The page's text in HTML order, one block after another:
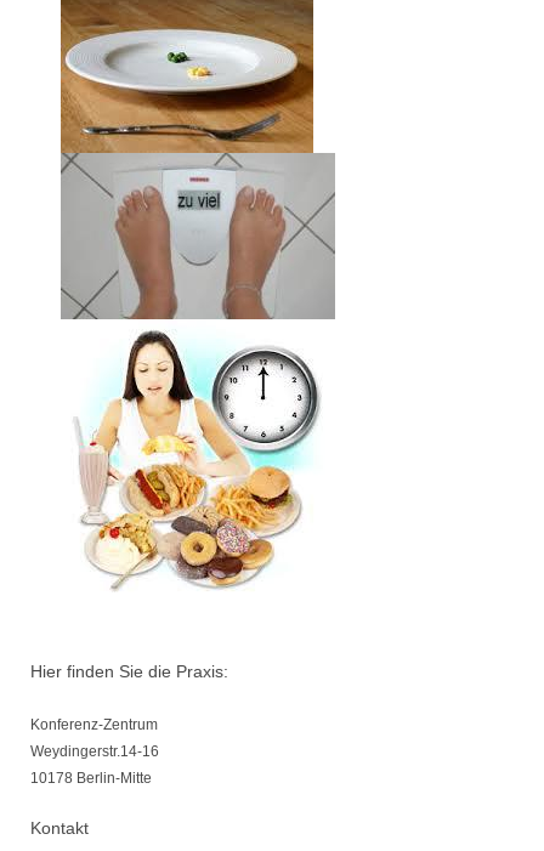
Hier finden Sie die Praxis:
Konferenz-Zentrum
Weydingerstr.14-16
10178 Berlin-Mitte
Kontakt